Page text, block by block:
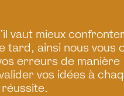
vaut mieux
tard, ainsi nous vous
erreurs de manière
vos idées à